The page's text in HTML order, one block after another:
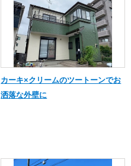
カーキ×クリームのツートーンでお
洒落な外壁に